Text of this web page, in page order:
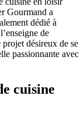
Gourmand a
dédié à
de
désireux de se
passionnante avec
cuisine